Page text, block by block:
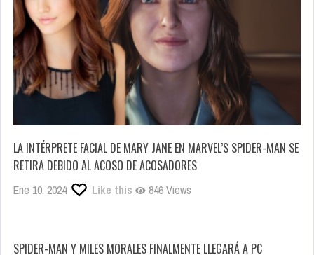
LA INTÉRPRETE FACIAL DE MARY JANE EN MARVEL’S SPIDER-MAN SE
RETIRA DEBIDO AL ACOSO DE ACOSADORES
Ene 10, 2024 Like this 846 Views
SPIDER-MAN Y MILES MORALES FINALMENTE LLEGARÁ A PC